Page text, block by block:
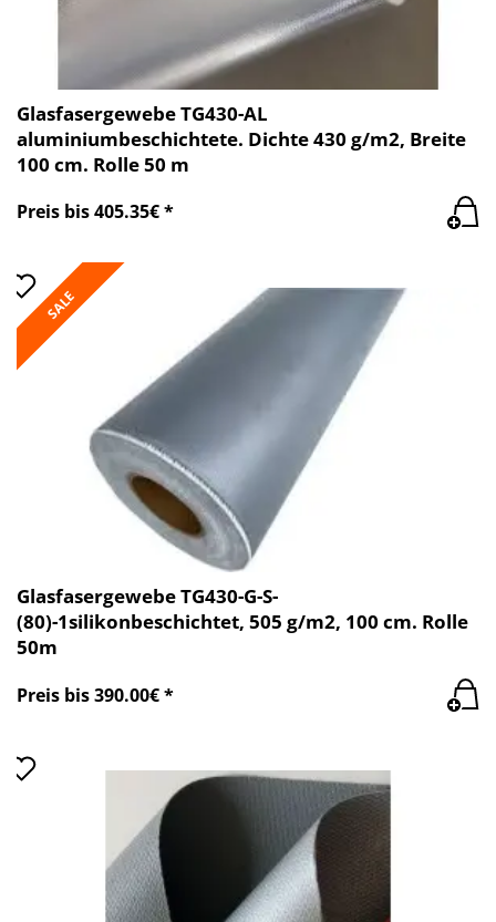
Glasfasergewebe TG430-AL
aluminiumbeschichtete. Dichte 430 g/m2, Breite
100 cm. Rolle 50 m
Preis bis 405.35€ *
SALE
Glasfasergewebe TG430-G-S-
(80)-1silikonbeschichtet, 505 g/m2, 100 cm. Rolle
50m
Preis bis 390.00€ *